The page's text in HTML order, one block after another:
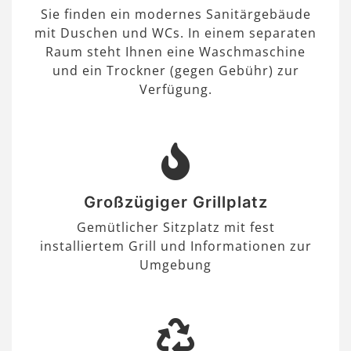
Sie finden ein modernes Sanitärgebäude
mit Duschen und WCs. In einem separaten
Raum steht Ihnen eine Waschmaschine
und ein Trockner (gegen Gebühr) zur
Verfügung.
Großzügiger Grillplatz
Gemütlicher Sitzplatz mit fest
installiertem Grill und Informationen zur
Umgebung